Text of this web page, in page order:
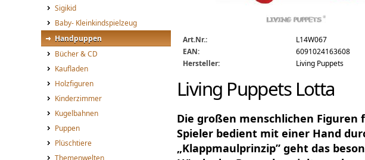
Sigikid
Baby- Kleinkindspielzeug
Handpuppen
Bücher & CD
Kaufladen
Holzfiguren
Kinderzimmer
Kugelbahnen
Puppen
Plüschtiere
Themenwelten
Art.Nr.:
L14W067
EAN:
6091024163608
Hersteller:
Living Puppets
Living Puppets Lotta
Die großen menschlichen
Spieler bedient mit einer Hand
„Klappmaulprinzip” geht das